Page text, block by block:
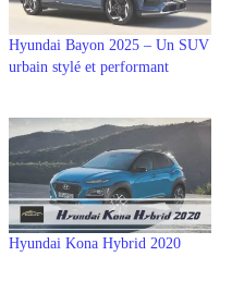
Hyundai Bayon 2025 – Un SUV
urbain stylé et performant
Hyundai Kona Hybrid 2020